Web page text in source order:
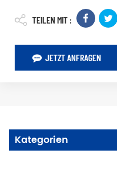
TEILEN MIT :
JETZT ANFRAGEN
Kategorien